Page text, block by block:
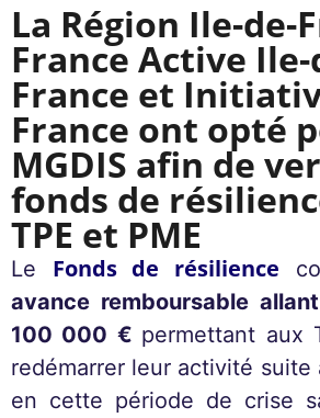
La Région Ile-de-
France Active Ile-
France et
France ont opté
MGDIS afin de
fonds de
TPE et PME
Le Fonds de résilience
avance remboursable
100 000 € permettant aux
redémarrer leur activité
en cette période de crise